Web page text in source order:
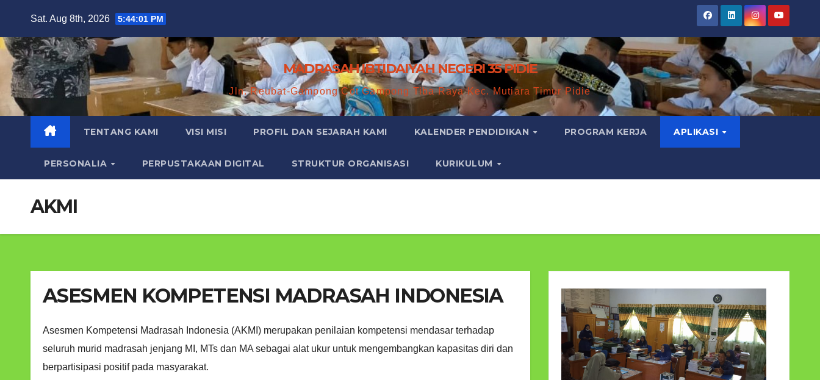
content
Sat. Aug 8th, 2026 5:44:02 PM
MADRASAH IBTIDAIYAH NEGERI 35 PIDIE
Jln. Reubat-Gampong Cot Gampong Tiba Raya Kec. Mutiara Timur Pidie
TENTANG KAMI VISI MISI PROFIL DAN SEJARAH KAMI KALENDER PENDIDIKAN PROGRAM KERJA APLIKASI
PERSONALIA PERPUSTAKAAN DIGITAL STRUKTUR ORGANISASI KURIKULUM
AKMI
ASESMEN KOMPETENSI MADRASAH INDONESIA
Asesmen Kompetensi Madrasah Indonesia (AKMI) merupakan penilaian kompetensi mendasar terhadap
seluruh murid madrasah jenjang MI, MTs dan MA sebagai alat ukur untuk mengembangkan kapasitas diri dan
berpartisipasi positif pada masyarakat.